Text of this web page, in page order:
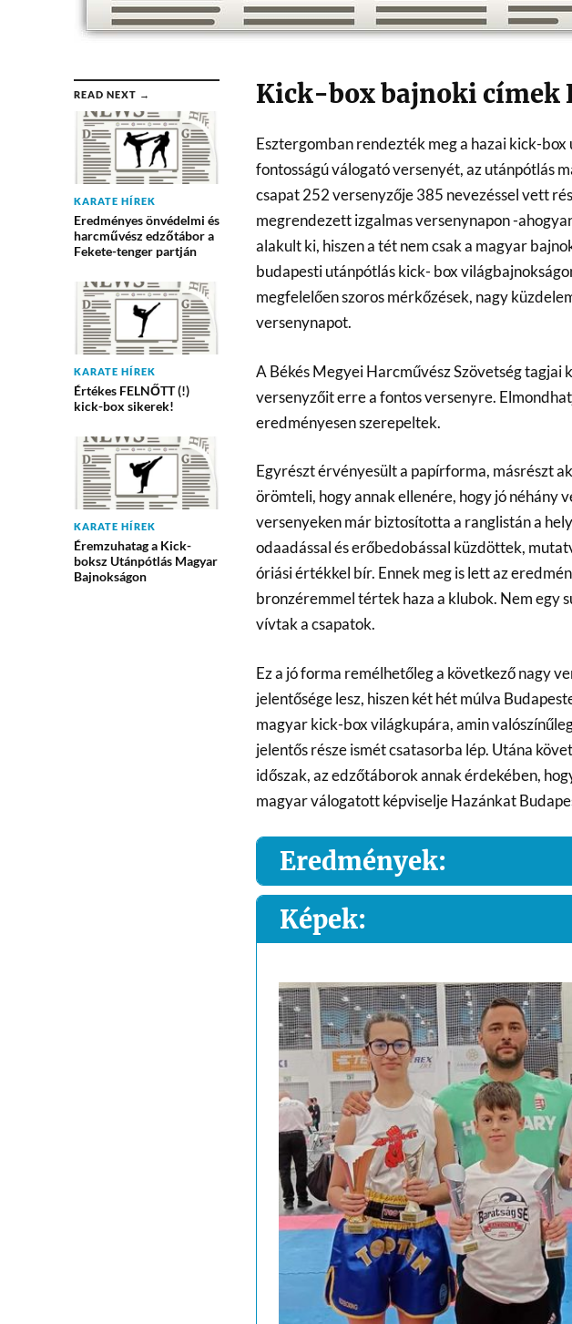
READ NEXT →
KARATE HÍREK
Eredményes önvédelmi és
harcművész edzőtábor a
Fekete-tenger partján
KARATE HÍREK
Értékes FELNŐTT (!)
kick-box sikerek!
KARATE HÍREK
Éremzuhatag a Kick-
boksz Utánpótlás Magyar
Bajnokságon
Kick-box bajnoki címek
Esztergomban rendezték meg a hazai kick-
fontosságú válogató versenyét, az utánpótlás
csapat 252 versenyzője 385 nevezéssel vett
megrendezett izgalmas versenynapon -
alakult ki, hiszen a tét nem csak a magyar
budapesti utánpótlás kick- box
megfelelően szoros mérkőzések, nagy
versenynapot.
A Békés Megyei Harcművész Szövetség tagjai
versenyzőit erre a fontos versenyre.
eredményesen szerepeltek.
Egyrészt érvényesült a papírforma, másrészt
örömteli, hogy annak ellenére, hogy jó néhány
versenyeken már biztosította a ranglistán a
odaadással és erőbedobással küzdöttek,
óriási értékkel bír. Ennek meg is lett az
bronzéremmel tértek haza a klubok. Nem egy
vívtak a csapatok.
Ez a jó forma remélhetőleg a következő nagy
jelentősége lesz, hiszen két hét múlva
magyar kick-box világkupára, amin
jelentős része ismét csatasorba lép. Utána
időszak, az edzőtáborok annak érdekében,
magyar válogatott képviselje Hazánkat
Eredmények:
Képek: